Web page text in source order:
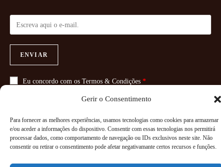
Gerir o Consentimento
Para fornecer as melhores experiências, usamos tecnologias como cookies para armazenar
e/ou aceder a informações do dispositivo. Consentir com essas tecnologias nos permitirá
processar dados, como comportamento de navegação ou IDs exclusivos neste site. Não
consentir ou retirar o consentimento pode afetar negativamante certos recursos e funções.
ENVIAR
Eu concordo com os Termos & Condições *
Copyright 2026 - Powered ByPaginadoze - Soluções Informáticas